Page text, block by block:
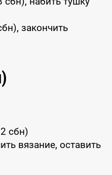
закончить
сбн)
вязание, оставить